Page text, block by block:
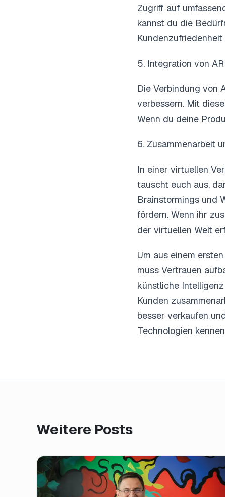
Zugriff auf
kannst du die
5. Integration von
Die Verbindung von
verbessern. Mit
Wenn du deine
6. Zusammenarbeit
In einer virtuellen
tauscht euch aus,
Brainstormings und
fördern. Wenn ihr
der virtuellen Welt
Um aus einem
muss Vertrauen
künstliche
Kunden
besser verkaufen
Technologien
Weitere Posts